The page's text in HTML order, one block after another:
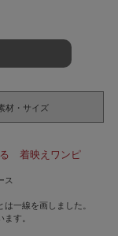
る 着映えワンピ
ス
一線を画しました。
す。
材・サイズ